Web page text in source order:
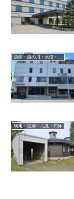
網走・紋別・北見・知床